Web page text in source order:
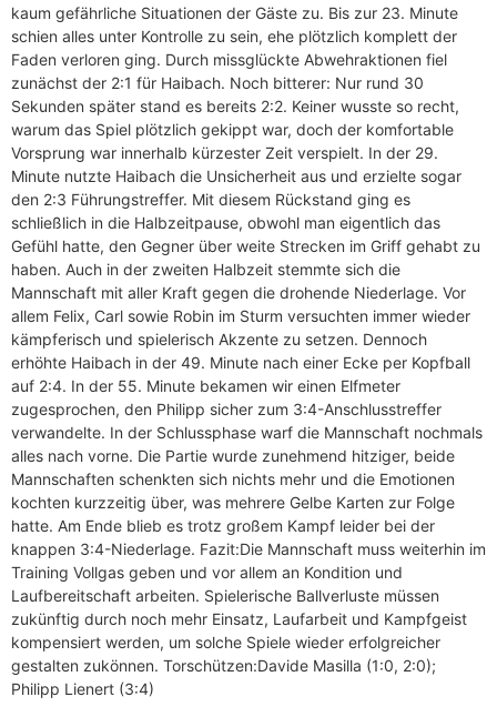
kaum gefährliche Situationen der Gäste zu. Bis zur 23. Minute
schien alles unter Kontrolle zu sein, ehe plötzlich komplett der
Faden verloren ging. Durch missglückte Abwehraktionen fiel
zunächst der 2:1 für Haibach. Noch bitterer: Nur rund 30
Sekunden später stand es bereits 2:2. Keiner wusste so recht,
warum das Spiel plötzlich gekippt war, doch der komfortable
Vorsprung war innerhalb kürzester Zeit verspielt. In der 29.
Minute nutzte Haibach die Unsicherheit aus und erzielte sogar
den 2:3 Führungstreffer. Mit diesem Rückstand ging es
schließlich in die Halbzeitpause, obwohl man eigentlich das
Gefühl hatte, den Gegner über weite Strecken im Griff gehabt zu
haben. Auch in der zweiten Halbzeit stemmte sich die
Mannschaft mit aller Kraft gegen die drohende Niederlage. Vor
allem Felix, Carl sowie Robin im Sturm versuchten immer wieder
kämpferisch und spielerisch Akzente zu setzen. Dennoch
erhöhte Haibach in der 49. Minute nach einer Ecke per Kopfball
auf 2:4. In der 55. Minute bekamen wir einen Elfmeter
zugesprochen, den Philipp sicher zum 3:4-Anschlusstreffer
verwandelte. In der Schlussphase warf die Mannschaft nochmals
alles nach vorne. Die Partie wurde zunehmend hitziger, beide
Mannschaften schenkten sich nichts mehr und die Emotionen
kochten kurzzeitig über, was mehrere Gelbe Karten zur Folge
hatte. Am Ende blieb es trotz großem Kampf leider bei der
knappen 3:4-Niederlage. Fazit:Die Mannschaft muss weiterhin im
Training Vollgas geben und vor allem an Kondition und
Laufbereitschaft arbeiten. Spielerische Ballverluste müssen
zukünftig durch noch mehr Einsatz, Laufarbeit und Kampfgeist
kompensiert werden, um solche Spiele wieder erfolgreicher
gestalten zukönnen. Torschützen:Davide Masilla (1:0, 2:0);
Philipp Lienert (3:4)